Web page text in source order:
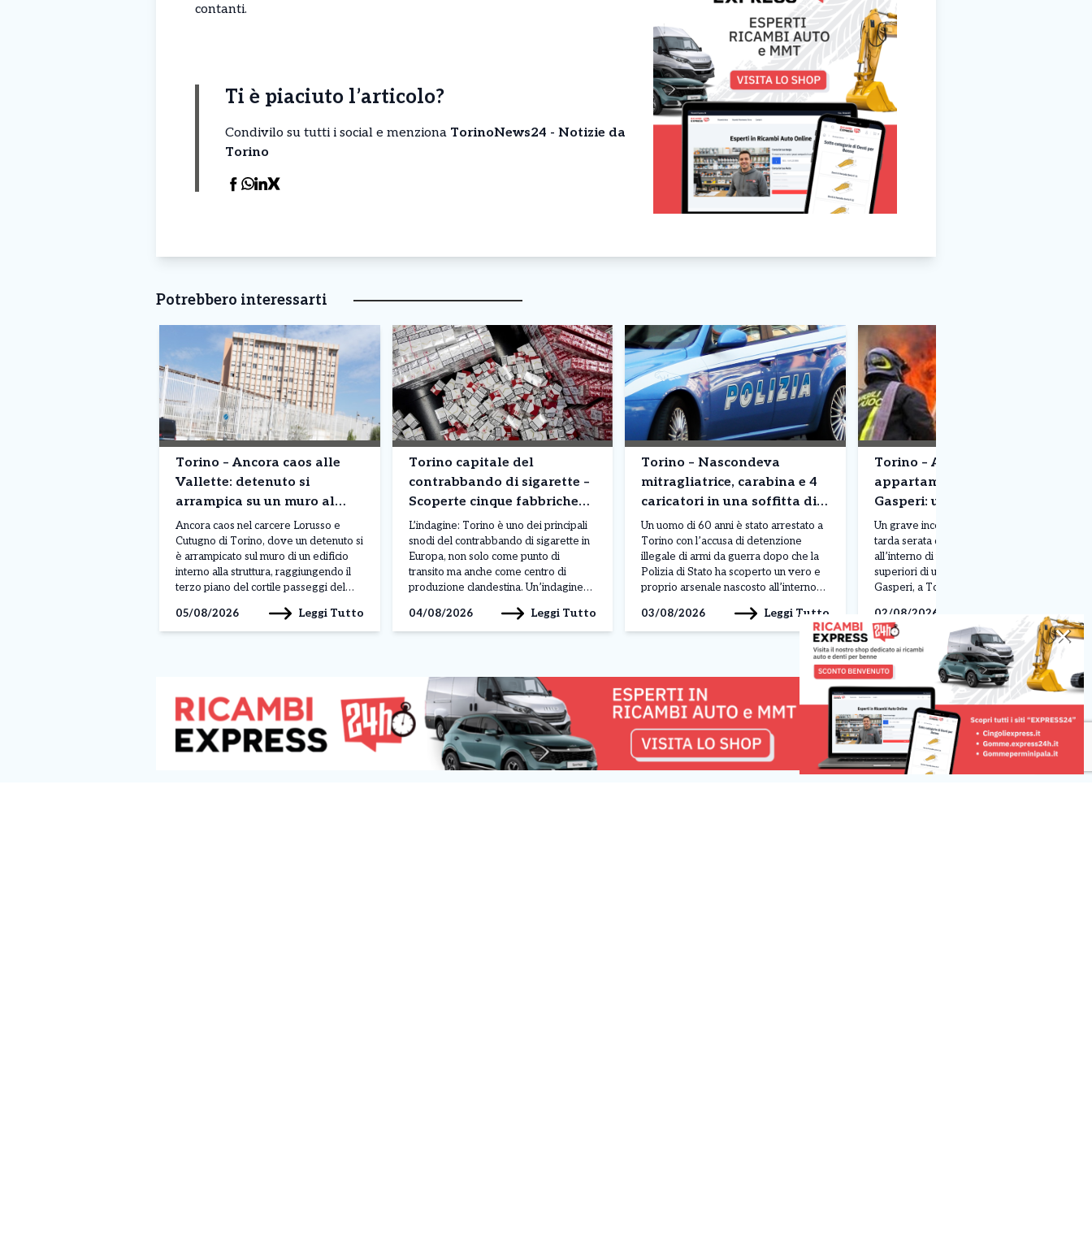
contanti.
Ti è piaciuto l’articolo?
Condivilo su tutti i social e menziona TorinoNews24 - Notizie da
Torino
Potrebbero interessarti
Torino – Ancora caos alle
Vallette: detenuto si
arrampica su un muro al
terzo piano. Situazione fuori
controllo
Ancora caos nel carcere Lorusso e
Cutugno di Torino, dove un detenuto si
è arrampicato sul muro di un edificio
interno alla struttura, raggiungendo il
terzo piano del cortile passeggi del
mattinata di lunedì 3 agosto, sarebbe
legato a una protesta, anche se al
05/08/2026 Leggi Tutto
Torino capitale del
contrabbando di sigarette –
Scoperte cinque fabbriche
clandestine: milioni di
pacchetti prodotti
L’indagine: Torino è uno dei principali
snodi del contrabbando di sigarette in
Europa, non solo come punto di
transito ma anche come centro di
produzione clandestina. Un’indagine
Finanza ha portato alla scoperta di
cinque fabbriche illegali e due depositi
denominata […]
04/08/2026 Leggi Tutto
Torino – Nascondeva
mitragliatrice, carabina e 4
caricatori in una soffitta di
corso Moncalieri. Arrestato
Un uomo di 60 anni è stato arrestato a
Torino con l’accusa di detenzione
illegale di armi da guerra dopo che la
Polizia di Stato ha scoperto un vero e
proprio arsenale nascosto all’interno
Moncalieri. L’operazione è scattata
nell’ambito di un’attività investigativa
03/08/2026 Leggi Tutto
Torino – A fuoco
appartamento in corso De
Gasperi: uomo ustionato. E’
grave
Un grave incendio si è sviluppato nella
tarda serata di sabato 1 agosto
all’interno di un appartamento ai piani
superiori di uno stabile in corso De
Gasperi, a Torino. Le fiamme sono
il rapido intervento dei vigili del fuoco,
che hanno lavorato per domare il rogo
e mettere in sicurezza […]
02/08/2026 Leggi Tutto
✕